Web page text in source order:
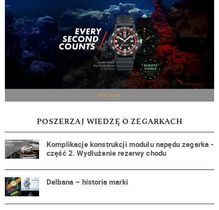
REKLAMA
POSZERZAJ WIEDZĘ O ZEGARKACH
Komplikacje konstrukcji modułu napędu zegarka -
część 2. Wydłużenie rezerwy chodu
Delbana – historia marki